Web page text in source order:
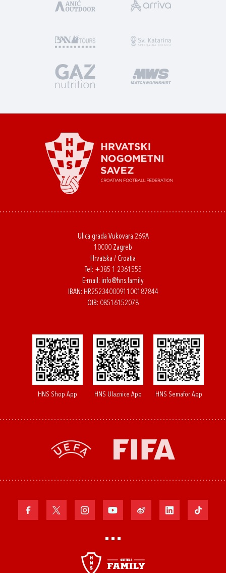
Ulica grada Vukovara 269A
10000 Zagreb
Hrvatska / Croatia
Tel: +385 1 2361555
E-mail: info@hns.family
IBAN: HR2523400091100187844
OIB: 08516152078
HNS Shop App HNS Ulaznice App HNS Semafor App